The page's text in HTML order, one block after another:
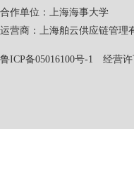
合作单位：上海海事大学
运营商：上海舶云供应链
鲁ICP备05016100号-1 经营许